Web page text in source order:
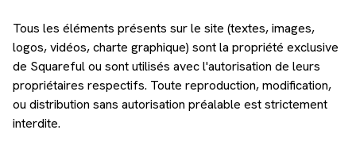
Tous les éléments présents sur le site (textes, images,
logos, vidéos, charte graphique) sont la propriété exclusive
de Squareful ou sont utilisés avec l'autorisation de leurs
propriétaires respectifs. Toute reproduction, modification,
ou distribution sans autorisation préalable est strictement
interdite.